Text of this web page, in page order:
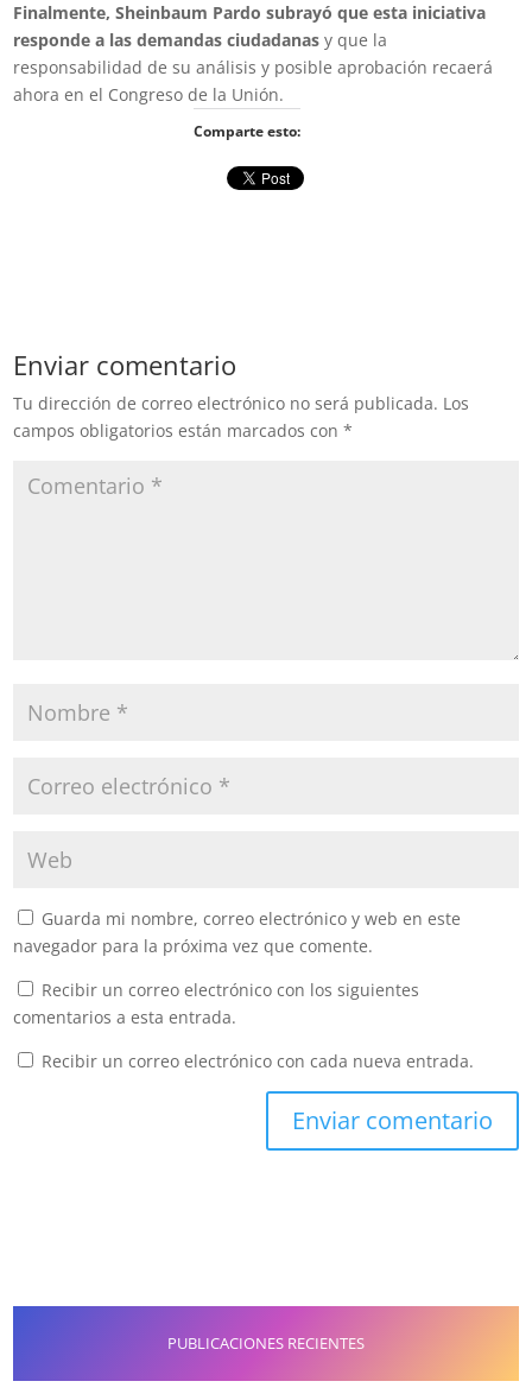
Finalmente, Sheinbaum Pardo subrayó que esta iniciativa
responde a las demandas ciudadanasy que la
responsabilidad de su análisis y posible aprobación recaerá
ahora en el Congreso de la Unión.
Comparte esto:
Enviar comentario
Tu dirección de correo electrónico no será publicada. Los
campos obligatorios están marcados con*
Guarda mi nombre, correo electrónico y web en este
navegador para la próxima vez que comente.
Recibir un correo electrónico con los siguientes
comentarios a esta entrada.
Recibir un correo electrónico con cada nueva entrada.
PUBLICACIONES RECIENTES